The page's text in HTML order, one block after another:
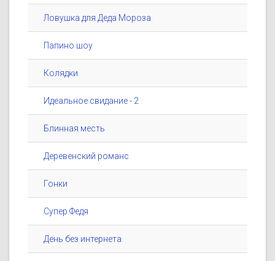
Ловушка для Деда Мороза
Папино шоу
Колядки
Идеальное свидание - 2
Блинная месть
Деревенский романс
Гонки
Супер Федя
День без интернета